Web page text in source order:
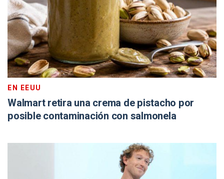
EN EEUU
Walmart retira una crema de pistacho por
posible contaminación con salmonela